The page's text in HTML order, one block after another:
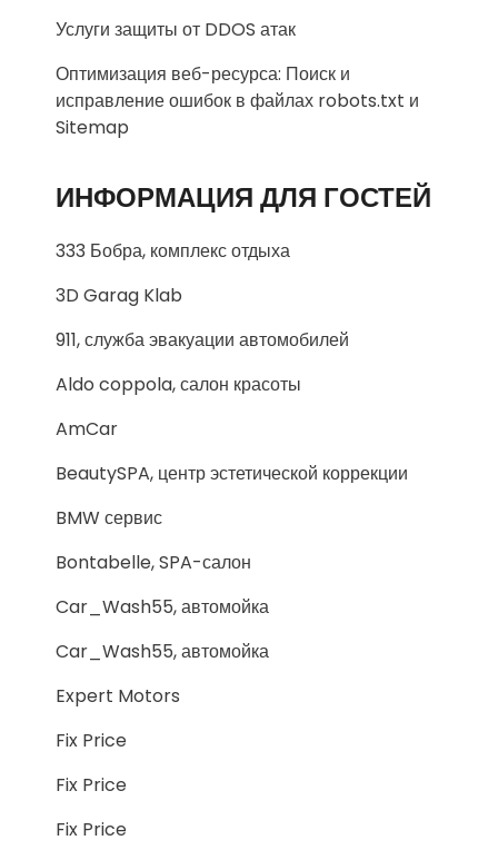
Услуги защиты от DDOS атак
Оптимизация веб-ресурса: Поиск и
исправление ошибок в файлах robots.txt и
Sitemap
ИНФОРМАЦИЯ ДЛЯ ГОСТЕЙ
333 Бобра, комплекс отдыха
3D Garag Klab
911, служба эвакуации автомобилей
Aldo coppola, салон красоты
AmCar
BeautySPA, центр эстетической коррекции
BMW сервис
Bontabelle, SPA-салон
Car_Wash55, автомойка
Car_Wash55, автомойка
Expert Motors
Fix Price
Fix Price
Fix Price